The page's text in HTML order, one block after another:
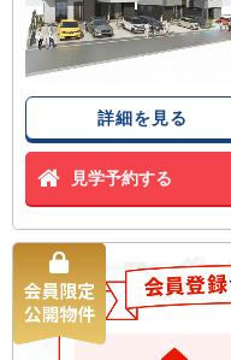
詳細を見る
見学予約する
新築一戸建て
グレ
丁目 新築一戸